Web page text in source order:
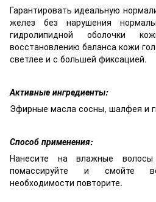
Гарантировать идеальную
желез без нарушения
гидролипидной оболочки
восстановлению баланса кожи
светлее и с большей фиксацией.
Активные ингредиенты:
Эфирные масла сосны, шалфея и
Способ применения:
Нанесите на влажные
помассируйте и смойте
необходимости повторите.